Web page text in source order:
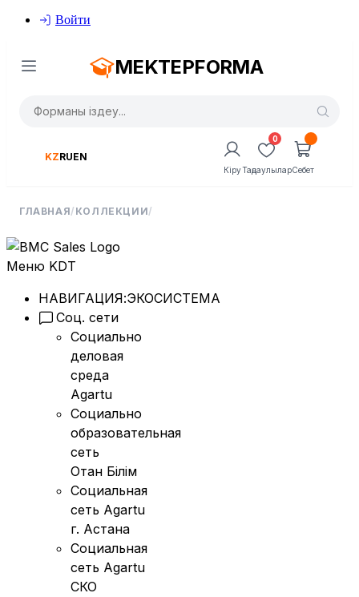
Войти
MEKTEPFORMA
KZRUEN
Кіру
0
ТаңдаулыларСебет
ГЛАВНАЯ/ КОЛЛЕКЦИИ/
Меню KDT
НАВИГАЦИЯ:ЭКОСИСТЕМА
Соц. сети
Социально
деловая
среда
Agartu
Социально
образовательная
сеть
Отан Бiлiм
Социальная
сеть Agartu
г. Астана
Социальная
сеть Agartu
СКО